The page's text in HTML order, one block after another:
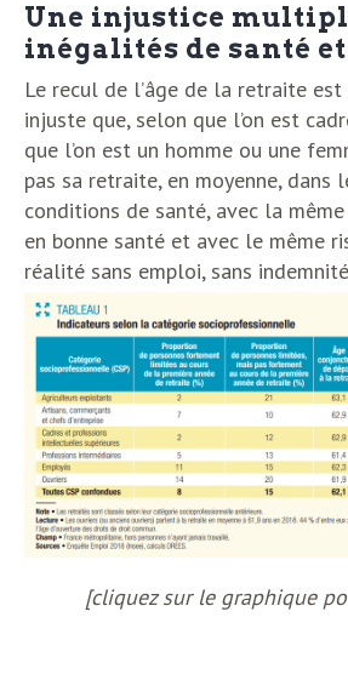
Une injustice
inégalités de santé
Le recul de l’âge de la retraite est
injuste que, selon que l’on est
que l’on est un homme ou une
pas sa retraite, en moyenne, dans
conditions de santé, avec la
en bonne santé et avec le même
réalité sans emploi, sans
[cliquez sur le graphique